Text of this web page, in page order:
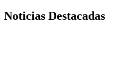
Noticias Destacadas